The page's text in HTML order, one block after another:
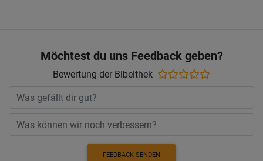
Möchtest du uns Feedback geben?
Bewertung der Bibelthek
FEEDBACK SENDEN